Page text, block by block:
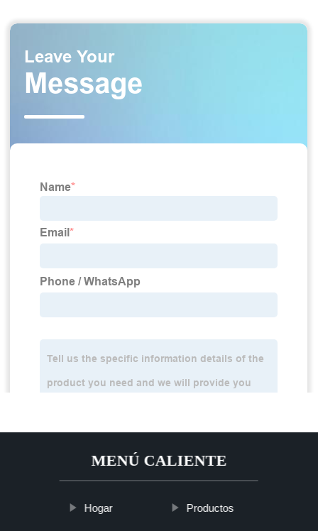
MENÚ CALIENTE
Hogar Productos